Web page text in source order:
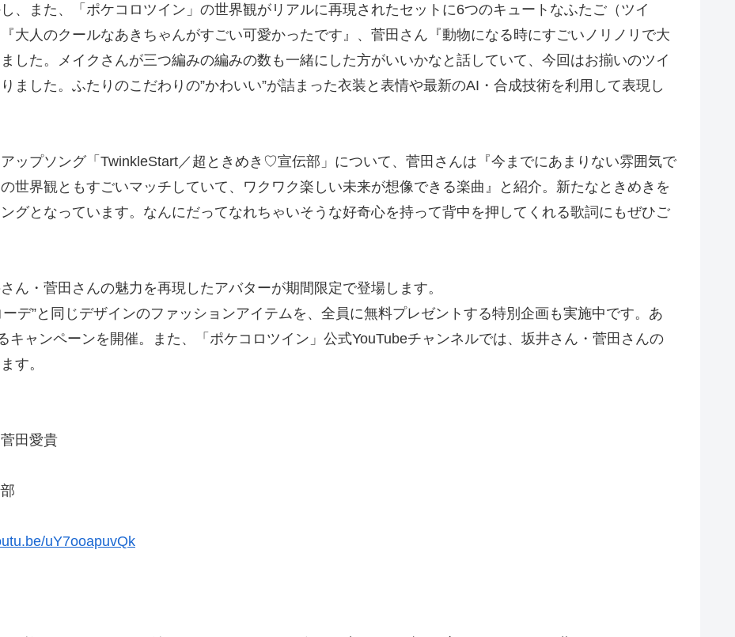
、また、「ポケコロツイン」の世界観がリアルに再現されたセットに6つのキュートなふたご（ツイ
大人のクールなあきちゃんがすごい可愛かったです』、菅田さん『動物になる時にすごいノリノリで大
した。メイクさんが三つ編みの編みの数も一緒にした方がいいかなと話していて、今回はお揃いのツイ
ました。ふたりのこだわりの”かわいい”が詰まった衣装と表情や最新のAI・合成技術を利用して表現し
ップソング「TwinkleStart／超ときめき♡宣伝部」について、菅田さんは『今までにあまりない雰囲気で
世界観ともすごいマッチしていて、ワクワク楽しい未来が想像できる楽曲』と紹介。新たなときめきを
グとなっています。なんにだってなれちゃいそうな好奇心を持って背中を押してくれる歌詞にもぜひご
ん・菅田さんの魅力を再現したアバターが期間限定で登場します。
デ”と同じデザインのファッションアイテムを、全員に無料プレゼントする特別企画も実施中です。あ
キャンペーンを開催。また、「ポケコロツイン」公式YouTubeチャンネルでは、坂井さん・菅田さんの
す。
田愛貴
uY7ooapuvQk